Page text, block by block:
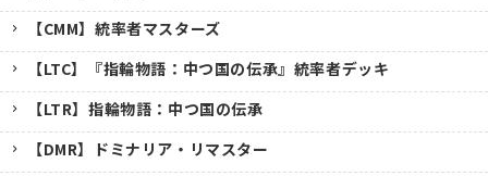
【CMM】統率者マスターズ
【LTC】『指輪物語：中つ国の伝承』統率者デッキ
【LTR】指輪物語：中つ国の伝承
【DMR】ドミナリア・リマスター